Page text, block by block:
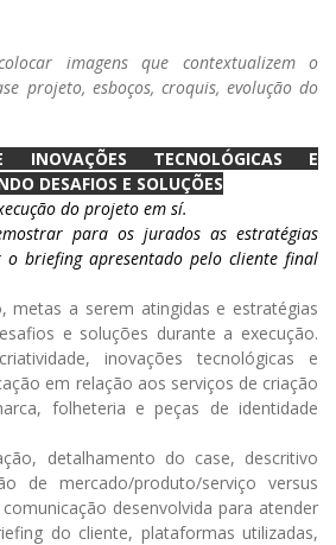
imagens que contextualizem o
projeto, esboços, croquis, evolução do
INOVAÇÕES TECNOLÓGICAS E
DESAFIOS E SOLUÇÕES
do projeto em sí.
para os jurados as estratégias
briefing apresentado pelo cliente final
metas a serem atingidas e estratégias
e soluções durante a execução.
inovações tecnológicas e
em relação aos serviços de criação
folheteria e peças de identidade
detalhamento do case, descritivo
de mercado/produto/serviço versus
desenvolvida para atender
do cliente, plataformas utilizadas,